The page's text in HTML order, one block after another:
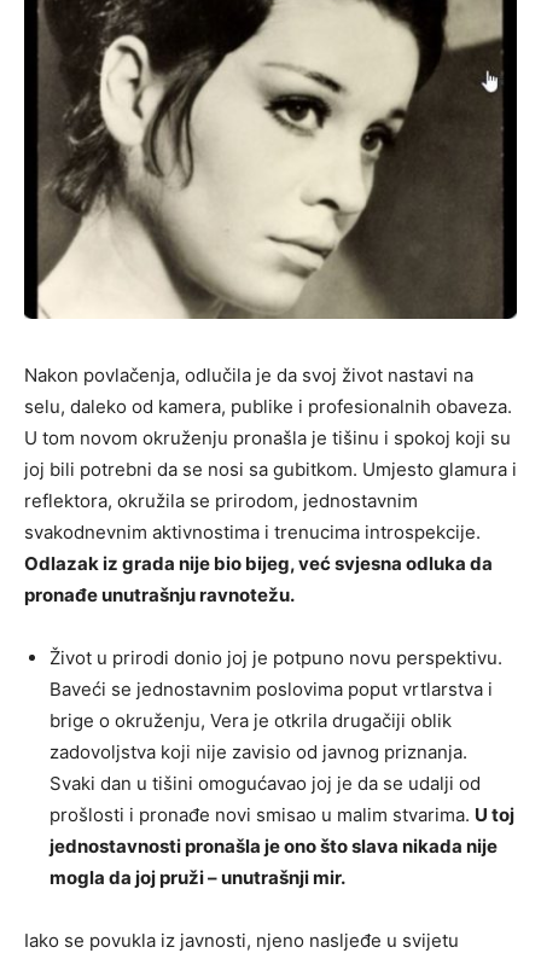
Nakon povlačenja, odlučila je da svoj život nastavi na
selu, daleko od kamera, publike i profesionalnih obaveza.
U tom novom okruženju pronašla je tišinu i spokoj koji su
joj bili potrebni da se nosi sa gubitkom. Umjesto glamura i
reflektora, okružila se prirodom, jednostavnim
svakodnevnim aktivnostima i trenucima introspekcije.
Odlazak iz grada nije bio bijeg, već svjesna odluka da
pronađe unutrašnju ravnotežu.
Život u prirodi donio joj je potpuno novu perspektivu.
Baveći se jednostavnim poslovima poput vrtlarstva i
brige o okruženju, Vera je otkrila drugačiji oblik
zadovoljstva koji nije zavisio od javnog priznanja.
Svaki dan u tišini omogućavao joj je da se udalji od
prošlosti i pronađe novi smisao u malim stvarima. U toj
jednostavnosti pronašla je ono što slava nikada nije
mogla da joj pruži – unutrašnji mir.
Iako se povukla iz javnosti, njeno nasljeđe u svijetu